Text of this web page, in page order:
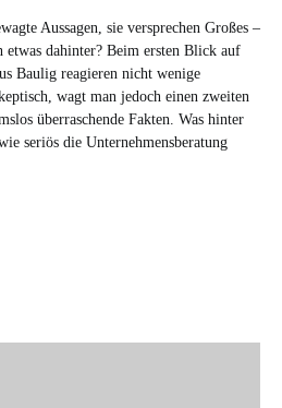
Aussagen, sie versprechen Großes –
etwas dahinter? Beim ersten Blick auf
Baulig reagieren nicht wenige
wagt man jedoch einen zweiten
überraschende Fakten. Was hinter
seriös die Unternehmensberatung